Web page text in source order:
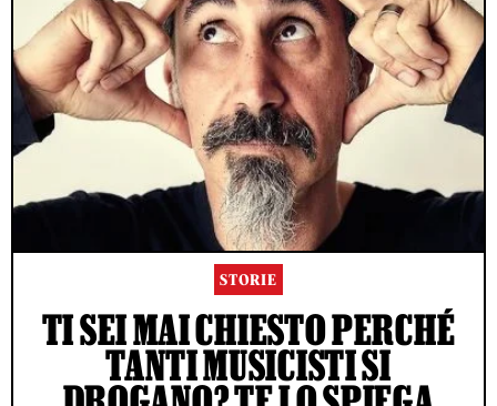
STORIE
TI SEI MAI CHIESTO PERCHÉ
TANTI MUSICISTI SI